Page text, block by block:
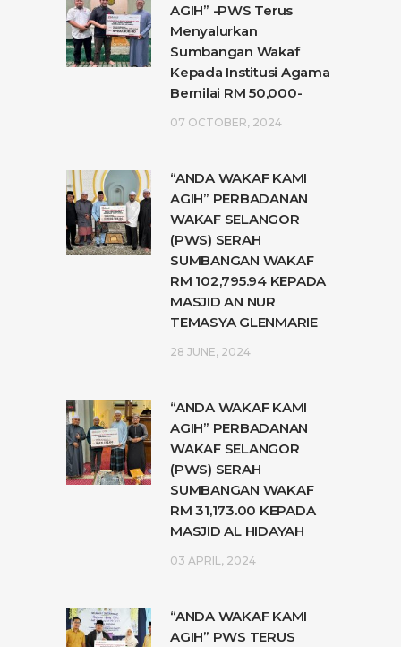
AGIH” -PWS Terus
Menyalurkan
Sumbangan Wakaf
Kepada Institusi Agama
Bernilai RM 50,000-
07 OCTOBER, 2024
“ANDA WAKAF KAMI
AGIH” PERBADANAN
WAKAF SELANGOR
(PWS) SERAH
SUMBANGAN WAKAF
RM 102,795.94 KEPADA
MASJID AN NUR
TEMASYA GLENMARIE
28 JUNE, 2024
“ANDA WAKAF KAMI
AGIH” PERBADANAN
WAKAF SELANGOR
(PWS) SERAH
SUMBANGAN WAKAF
RM 31,173.00 KEPADA
MASJID AL HIDAYAH
03 APRIL, 2024
“ANDA WAKAF KAMI
AGIH” PWS TERUS